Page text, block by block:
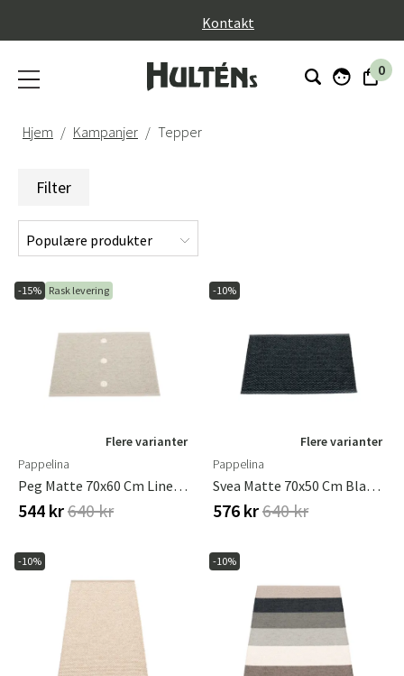
Kontakt
0
Hjem Kampanjer Tepper
Filter
-15% Rask levering
Flere varianter
Pappelina
Peg Matte 70x60 Cm Linen / Vanilla
544 kr640 kr
-10%
Flere varianter
Pappelina
Svea Matte 70x50 Cm Black Metallic / Black
576 kr640 kr
-10% -10%